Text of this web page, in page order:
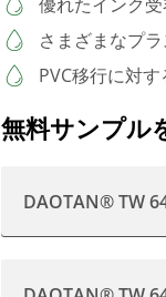
さまざまなプ
PVC移行に対
無料サンプル
DAOTAN® TW